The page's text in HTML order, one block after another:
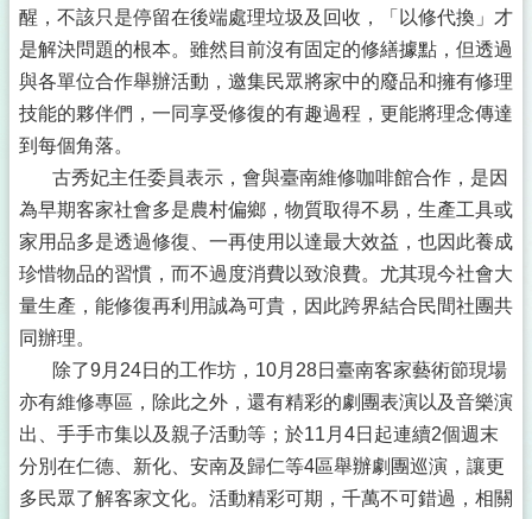
醒，不該只是停留在後端處理垃圾及回收，「以修代換」才
是解決問題的根本。雖然目前沒有固定的修繕據點，但透過
與各單位合作舉辦活動，邀集民眾將家中的廢品和擁有修理
技能的夥伴們，一同享受修復的有趣過程，更能將理念傳達
到每個角落。
古秀妃主任委員表示，會與臺南維修咖啡館合作，是因
為早期客家社會多是農村偏鄉，物質取得不易，生產工具或
家用品多是透過修復、一再使用以達最大效益，也因此養成
珍惜物品的習慣，而不過度消費以致浪費。尤其現今社會大
量生產，能修復再利用誠為可貴，因此跨界結合民間社團共
同辦理。
除了9月24日的工作坊，10月28日臺南客家藝術節現場
亦有維修專區，除此之外，還有精彩的劇團表演以及音樂演
出、手手市集以及親子活動等；於11月4日起連續2個週末
分別在仁德、新化、安南及歸仁等4區舉辦劇團巡演，讓更
多民眾了解客家文化。活動精彩可期，千萬不可錯過，相關